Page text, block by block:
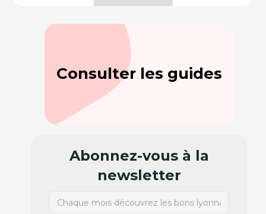
Consulter les guides
Abonnez-vous à la
newsletter